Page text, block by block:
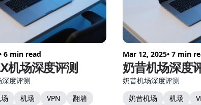
6 min read
机场深度评测
度评测
机场 VPN
翻墙
Mar 12, 2025• 7 min
奶昔机场深度
奶昔机场深度评测
奶昔机场
机场